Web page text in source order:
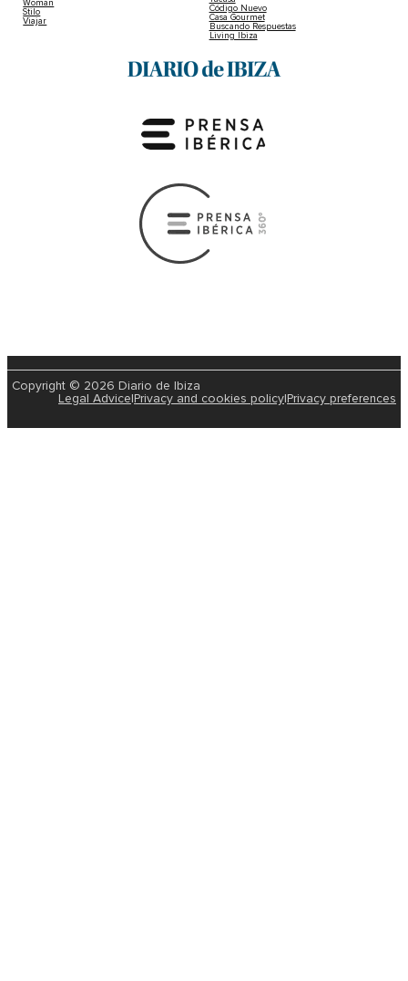
Woman
Stilo
Viajar
Código Nuevo
Casa Gourmet
Buscando Respuestas
Living Ibiza
Copyright © 2026 Diario de Ibiza
Legal Advice Privacy and cookies policy Privacy preferences